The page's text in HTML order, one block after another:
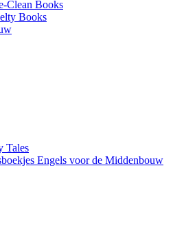
Clean Books
Books
Tales
Engels voor de Middenbouw